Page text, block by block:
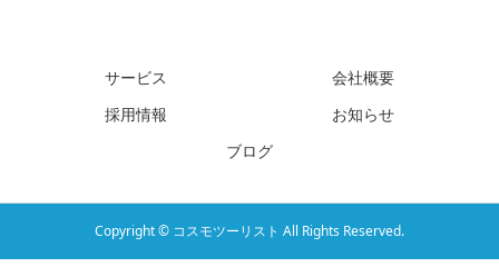
サービス
会社概要
採用情報
お知らせ
ブログ
Copyright © コスモツーリスト All Rights Reserved.